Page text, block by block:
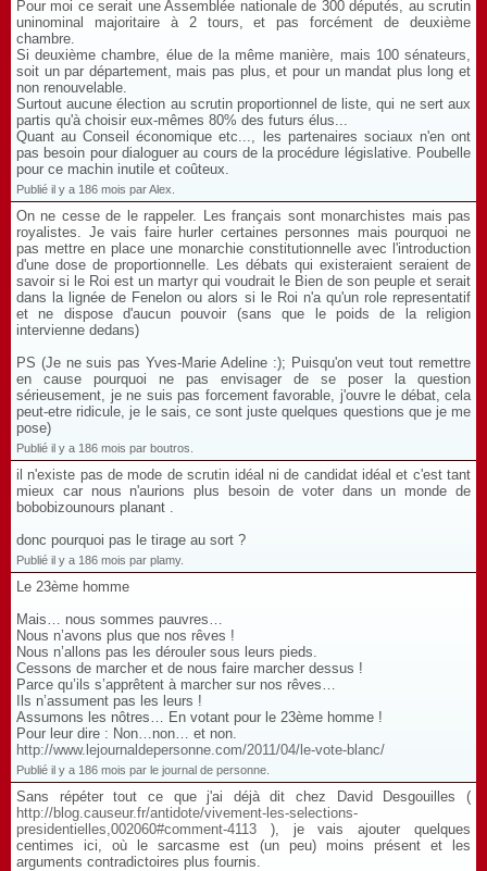
Pour moi ce serait une Assemblée nationale de 300 députés, au scrutin
uninominal majoritaire à 2 tours, et pas forcément de deuxième
chambre.
Si deuxième chambre, élue de la même manière, mais 100 sénateurs,
soit un par département, mais pas plus, et pour un mandat plus long et
non renouvelable.
Surtout aucune élection au scrutin proportionnel de liste, qui ne sert aux
partis qu'à choisir eux-mêmes 80% des futurs élus...
Quant au Conseil économique etc..., les partenaires sociaux n'en ont
pas besoin pour dialoguer au cours de la procédure législative. Poubelle
pour ce machin inutile et coûteux.
Publié il y a 186 mois par Alex.
On ne cesse de le rappeler. Les français sont monarchistes mais pas
royalistes. Je vais faire hurler certaines personnes mais pourquoi ne
pas mettre en place une monarchie constitutionnelle avec l'introduction
d'une dose de proportionnelle. Les débats qui existeraient seraient de
savoir si le Roi est un martyr qui voudrait le Bien de son peuple et serait
dans la lignée de Fenelon ou alors si le Roi n'a qu'un role representatif
et ne dispose d'aucun pouvoir (sans que le poids de la religion
intervienne dedans)
PS (Je ne suis pas Yves-Marie Adeline :); Puisqu'on veut tout remettre
en cause pourquoi ne pas envisager de se poser la question
sérieusement, je ne suis pas forcement favorable, j'ouvre le débat, cela
peut-etre ridicule, je le sais, ce sont juste quelques questions que je me
pose)
Publié il y a 186 mois par boutros.
il n'existe pas de mode de scrutin idéal ni de candidat idéal et c'est tant
mieux car nous n'aurions plus besoin de voter dans un monde de
bobobizounours planant .
donc pourquoi pas le tirage au sort ?
Publié il y a 186 mois par plamy.
Le 23ème homme
Mais… nous sommes pauvres…
Nous n’avons plus que nos rêves !
Nous n’allons pas les dérouler sous leurs pieds.
Cessons de marcher et de nous faire marcher dessus !
Parce qu’ils s’apprêtent à marcher sur nos rêves…
Ils n’assument pas les leurs !
Assumons les nôtres… En votant pour le 23ème homme !
Pour leur dire : Non…non… et non.
http://www.lejournaldepersonne.com/2011/04/le-vote-blanc/
Publié il y a 186 mois par le journal de personne.
Sans répéter tout ce que j'ai déjà dit chez David Desgouilles (
http://blog.causeur.fr/antidote/vivement-les-selections-
presidentielles,002060#comment-4113 ), je vais ajouter quelques
centimes ici, où le sarcasme est (un peu) moins présent et les
arguments contradictoires plus fournis.